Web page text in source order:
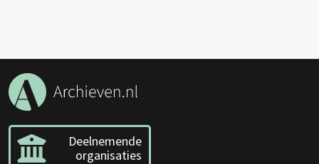
Deelnemende
organisaties